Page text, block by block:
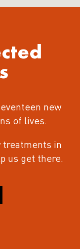
new
of lives.
treatments in
us get there.